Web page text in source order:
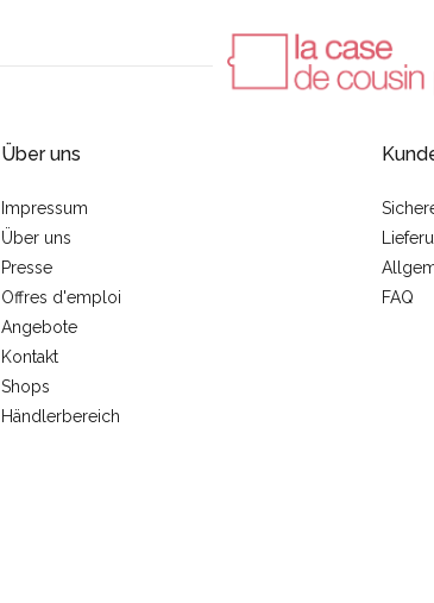
Über uns
Impressum
Über uns
Presse
Offres d'emploi
Angebote
Kontakt
Shops
Händlerbereich
FAQ